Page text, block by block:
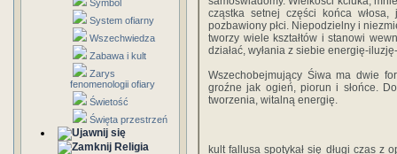
Symbol
System ofiarny
Wszechwiedza
Zabawa i kult
Zarys
fenomenologii ofiary
Świetość
Święta przestrzeń
Religia
cząstka setnej części końca
pozbawiony płci. Niepodzielny i
tworzy wiele kształtów i stanowi
działać, wyłania z siebie energię-
Wszechobejmujący Śiwa ma dwie
groźne jak ogień, piorun i słońce.
tworzenia, witalną energię.
kult fallusa spotykał się długi czas z